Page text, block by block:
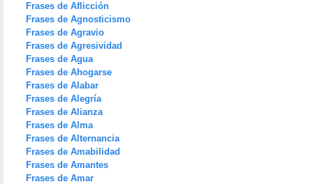
Frases de Aflicción
Frases de Agnosticismo
Frases de Agravio
Frases de Agresividad
Frases de Agua
Frases de Ahogarse
Frases de Alabar
Frases de Alegría
Frases de Alianza
Frases de Alma
Frases de Alternancia
Frases de Amabilidad
Frases de Amantes
Frases de Amar